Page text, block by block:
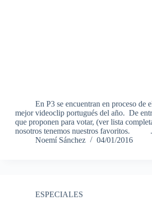
En P3 se encuentran en proceso de
mejor videoclip portugués del año. De
que proponen para votar, (ver lista
nosotros tenemos nuestros
Noemí Sánchez
04/01/2016
ESPECIALES